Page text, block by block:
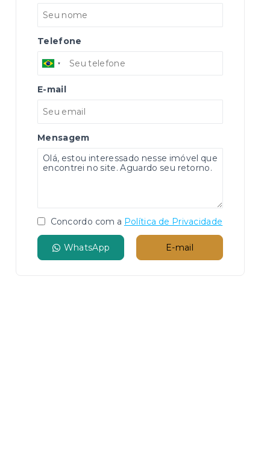
Telefone
E-mail
Mensagem
Concordo com a Política de Privacidade
WhatsApp E-mail